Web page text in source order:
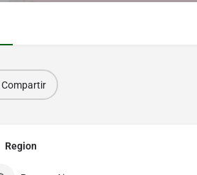
Compartir
Region